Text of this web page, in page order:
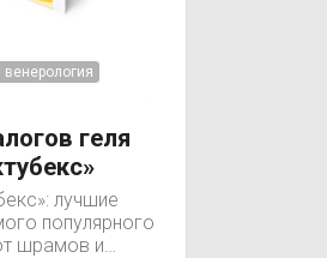
геля
лучшие
популярного
шрамов и